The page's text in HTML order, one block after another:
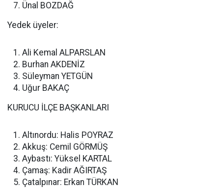
Ünal BOZDAĞ
Yedek üyeler:
Ali Kemal ALPARSLAN
Burhan AKDENİZ
Süleyman YETGÜN
Uğur BAKAÇ
KURUCU İLÇE BAŞKANLARI
Altınordu: Halis POYRAZ
Akkuş: Cemil GÖRMÜŞ
Aybastı: Yüksel KARTAL
Çamaş: Kadir AĞIRTAŞ
Çatalpınar: Erkan TÜRKAN